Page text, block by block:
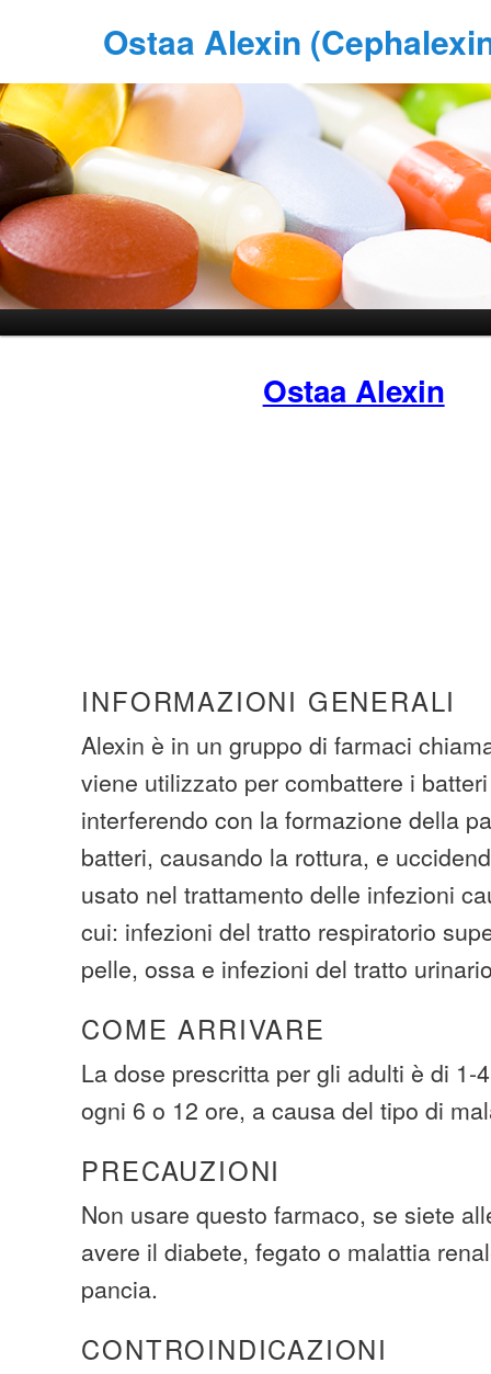
Ostaa Alexin
Ostaa Alexin
INFORMAZIONI GENERALI
Alexin è in un gruppo di farmaci
viene utilizzato per combattere i
interferendo con la formazione della
batteri, causando la rottura, e
usato nel trattamento delle infezioni
cui: infezioni del tratto respiratorio
pelle, ossa e infezioni del tratto
COME ARRIVARE
La dose prescritta per gli adulti è di 1-
ogni 6 o 12 ore, a causa del tipo di
PRECAUZIONI
Non usare questo farmaco, se siete
avere il diabete, fegato o malattia
pancia.
CONTROINDICAZIONI